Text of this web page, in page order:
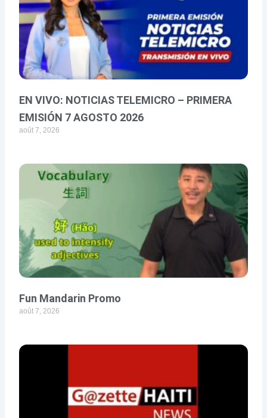
EN VIVO: NOTICIAS TELEMICRO – PRIMERA
EMISIÓN 7 AGOSTO 2026
août 7, 2026
Fun Mandarin Promo
août 7, 2026